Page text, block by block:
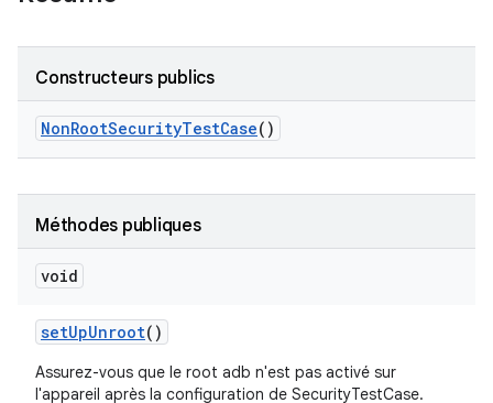
Constructeurs publics
NonRootSecurityTestCase()
Méthodes publiques
void
setUpUnroot()
Assurez-vous que le root adb n'est pas activé sur
l'appareil après la configuration de SecurityTestCase.